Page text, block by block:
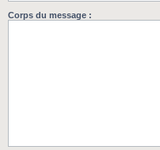
Corps du message :